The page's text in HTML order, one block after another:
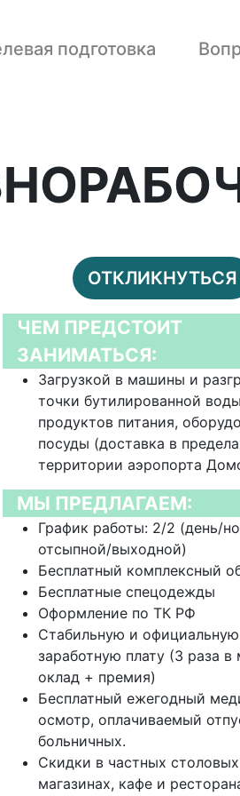
подготовка
ОТКЛИКНУТЬСЯ
ЧЕМ ПРЕДСТОИТ
ЗАНИМАТЬСЯ:
Загрузкой в машины и
точки бутилированной
продуктов питания,
посуды (доставка в
территории аэропорта
МЫ ПРЕДЛАГАЕМ:
График работы: 2/2 (день/
отсыпной/выходной)
Бесплатный комплексный
Бесплатные спецодежды
Оформление по ТК РФ
Стабильную и официальную
заработную плату (3 раза в
оклад + премия)
Бесплатный ежегодный
осмотр, оплачиваемый
больничных.
Скидки в частных
магазинах, кафе и